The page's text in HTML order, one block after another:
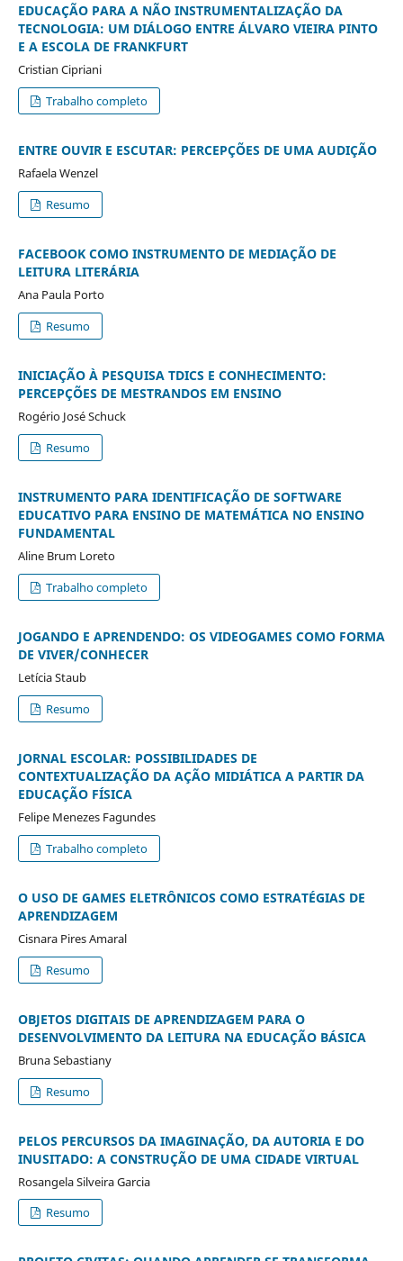
EDUCAÇÃO PARA A NÃO INSTRUMENTALIZAÇÃO DA
TECNOLOGIA: UM DIÁLOGO ENTRE ÁLVARO VIEIRA PINTO
E A ESCOLA DE FRANKFURT
Cristian Cipriani
Trabalho completo
ENTRE OUVIR E ESCUTAR: PERCEPÇÕES DE UMA AUDIÇÃO
Rafaela Wenzel
Resumo
FACEBOOK COMO INSTRUMENTO DE MEDIAÇÃO DE
LEITURA LITERÁRIA
Ana Paula Porto
Resumo
INICIAÇÃO À PESQUISA TDICS E CONHECIMENTO:
PERCEPÇÕES DE MESTRANDOS EM ENSINO
Rogério José Schuck
Resumo
INSTRUMENTO PARA IDENTIFICAÇÃO DE SOFTWARE
EDUCATIVO PARA ENSINO DE MATEMÁTICA NO ENSINO
FUNDAMENTAL
Aline Brum Loreto
Trabalho completo
JOGANDO E APRENDENDO: OS VIDEOGAMES COMO FORMA
DE VIVER/CONHECER
Letícia Staub
Resumo
JORNAL ESCOLAR: POSSIBILIDADES DE
CONTEXTUALIZAÇÃO DA AÇÃO MIDIÁTICA A PARTIR DA
EDUCAÇÃO FÍSICA
Felipe Menezes Fagundes
Trabalho completo
O USO DE GAMES ELETRÔNICOS COMO ESTRATÉGIAS DE
APRENDIZAGEM
Cisnara Pires Amaral
Resumo
OBJETOS DIGITAIS DE APRENDIZAGEM PARA O
DESENVOLVIMENTO DA LEITURA NA EDUCAÇÃO BÁSICA
Bruna Sebastiany
Resumo
PELOS PERCURSOS DA IMAGINAÇÃO, DA AUTORIA E DO
INUSITADO: A CONSTRUÇÃO DE UMA CIDADE VIRTUAL
Rosangela Silveira Garcia
Resumo